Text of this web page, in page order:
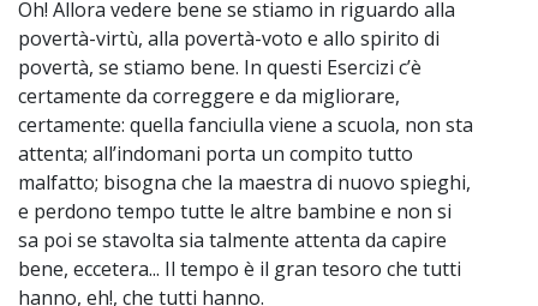
Oh! Allora vedere bene se stiamo in riguardo alla
povertà-virtù, alla povertà-voto e allo spirito di
povertà, se stiamo bene. In questi Esercizi c’è
certamente da correggere e da migliorare,
certamente: quella fanciulla viene a scuola, non sta
attenta; all’indomani porta un compito tutto
malfatto; bisogna che la maestra di nuovo spieghi,
e perdono tempo tutte le altre bambine e non si
sa poi se stavolta sia talmente attenta da capire
bene, eccetera... Il tempo è il gran tesoro che tutti
hanno, eh!, che tutti hanno.